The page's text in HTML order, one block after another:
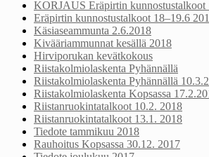
KORJAUS Eräpirtin kunnostustalkoot
Eräpirtin kunnostustalkoot 18–19.6
Käsiaseammunta 2.6.2018
Kivääriammunnat kesällä 2018
Hirviporukan kevätkokous
Riistakolmiolaskenta Pyhännällä
Riistakolmiolaskenta Pyhännällä
Riistakolmiolaskenta Kopsassa
Riistanruokintatalkoot 10.2. 2018
Riistanruokintatalkoot 13.1. 2018
Tiedote tammikuu 2018
Rauhoitus Kopsassa 30.12. 2017